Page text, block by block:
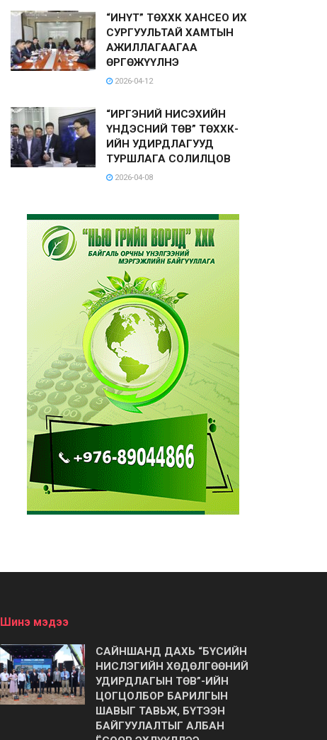
“ИНҮТ” ТӨХХК ХАНСЕО ИХ
СУРГУУЛЬТАЙ ХАМТЫН
АЖИЛЛАГААГАА
ӨРГӨЖҮҮЛНЭ
2026-04-12
“ИРГЭНИЙ НИСЭХИЙН
ҮНДЭСНИЙ ТӨВ” ТӨХХК-
ИЙН УДИРДЛАГУУД
ТУРШЛАГА СОЛИЛЦОВ
2026-04-08
Шинэ мэдээ
САЙНШАНД ДАХЬ “БҮСИЙН
НИСЛЭГИЙН ХӨДӨЛГӨӨНИЙ
УДИРДЛАГЫН ТӨВ”-ИЙН
ЦОГЦОЛБОР БАРИЛГЫН
ШАВЫГ ТАВЬЖ, БҮТЭЭН
БАЙГУУЛАЛТЫГ АЛБАН